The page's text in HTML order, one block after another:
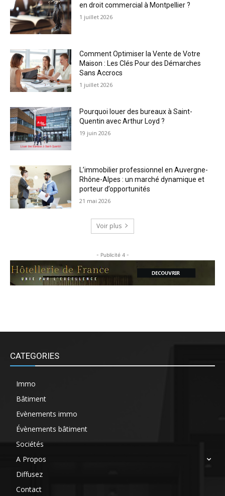
en droit commercial à Montpellier ?
1 juillet 2026
Comment Optimiser la Vente de Votre
Maison : Les Clés Pour des Démarches
Sans Accrocs
1 juillet 2026
Pourquoi louer des bureaux à Saint-
Quentin avec Arthur Loyd ?
19 juin 2026
L’immobilier professionnel en Auvergne-
Rhône-Alpes : un marché dynamique et
porteur d’opportunités
21 mai 2026
Voir plus
- Publicité 4 -
CATEGORIES
Immo
Bâtiment
Evènements immo
Évènements bâtiment
Sociétés
A Propos
Diffusez
Contact